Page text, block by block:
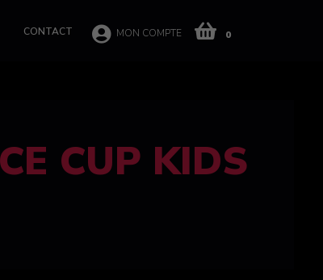
CONTACT MON COMPTE 0
100%